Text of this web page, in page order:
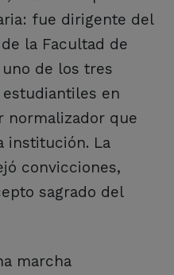
fue dirigente del
la Facultad de
de los tres
en
normalizador que
institución. La
convicciones,
sagrado del
marcha